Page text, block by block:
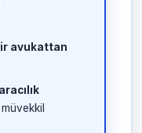
avukattan
aracılık